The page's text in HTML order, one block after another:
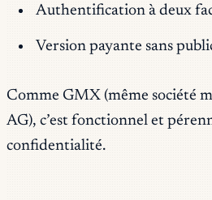
Authentification à deux
Version payante sans
Comme GMX (même société
AG), c’est fonctionnel et
confidentialité.